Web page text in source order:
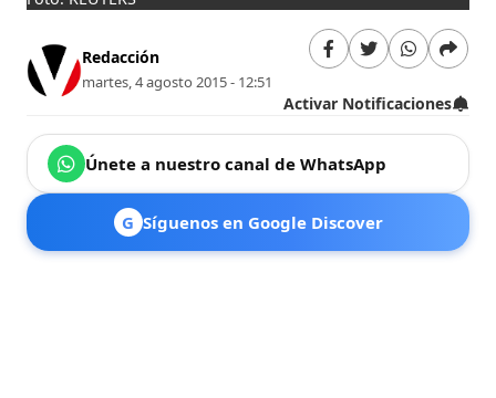
Redacción
martes, 4 agosto 2015 - 12:51
Activar Notificaciones
Únete a nuestro canal de WhatsApp
G Síguenos en Google Discover